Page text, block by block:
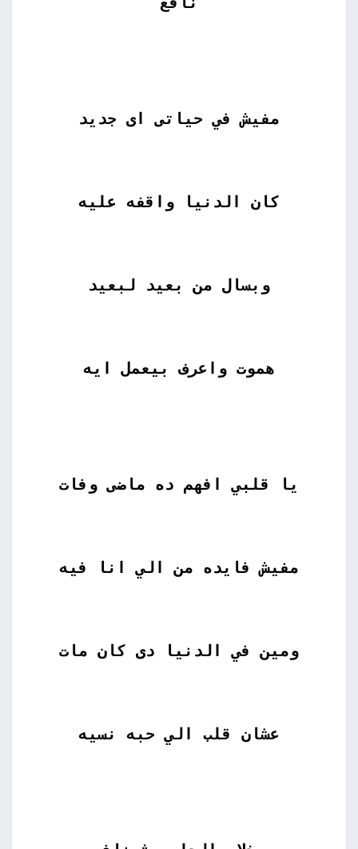
مفيش في حياتى اى جديد
كان الدنيا واقفه عليه
وبسال من بعيد لبعيد
هموت واعرف بيعمل ايه
يا قلبي افهم ده ماضى وفات
مفيش فايده من الي انا فيه
ومين في الدنيا دى كان مات
عشان قلب الي حبه نسيه